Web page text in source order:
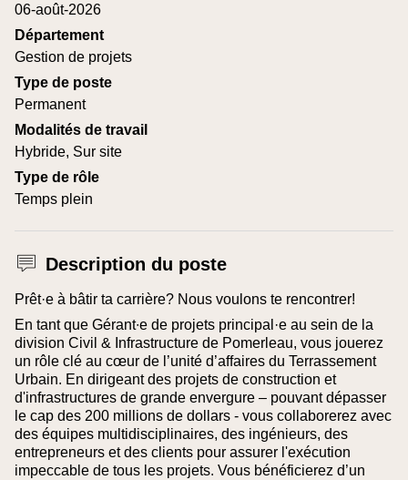
06-août-2026
Département
Gestion de projets
Type de poste
Permanent
Modalités de travail
Hybride, Sur site
Type de rôle
Temps plein
Description du poste
Prêt·e à bâtir ta carrière? Nous voulons te rencontrer!
En tant que Gérant∙e de projets principal·e au sein de la
division Civil & Infrastructure de Pomerleau, vous jouerez
un rôle clé au cœur de l’unité d’affaires du Terrassement
Urbain. En dirigeant des projets de construction et
d'infrastructures de grande envergure – pouvant dépasser
le cap des 200 millions de dollars - vous collaborerez avec
des équipes multidisciplinaires, des ingénieurs, des
entrepreneurs et des clients pour assurer l'exécution
impeccable de tous les projets. Vous bénéficierez d’un